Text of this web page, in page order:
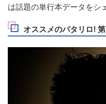
は話題の単行本データをシ
オススメのパタリロ!